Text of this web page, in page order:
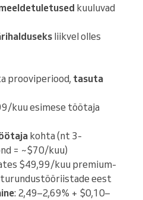
kuuluvad
liikvel olles
prooviperiood, tasuta
kuu esimese töötaja
kohta (nt 3-
= ~$70/kuu)
$49,99/kuu premium-
eest
: 2,49–2,69% + $0,10–